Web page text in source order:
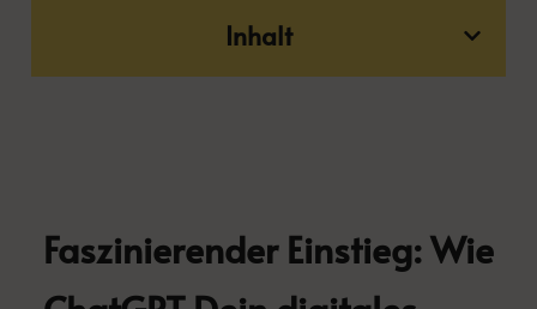
Inhalt
Faszinierender Einstieg: Wie